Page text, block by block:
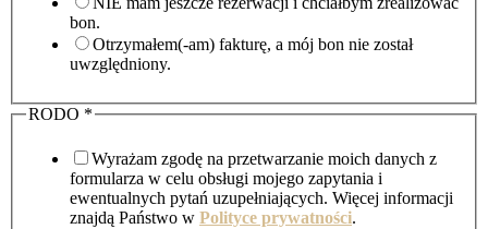
bon.
Otrzymałem(-am) fakturę, a mój bon nie został
uwzględniony.
Numer
RODO *
Wyrażam zgodę na przetwarzanie moich danych z
formularza w celu obsługi mojego zapytania i
ewentualnych pytań uzupełniających. Więcej informacji
znajdą Państwo w Polityce prywatności.